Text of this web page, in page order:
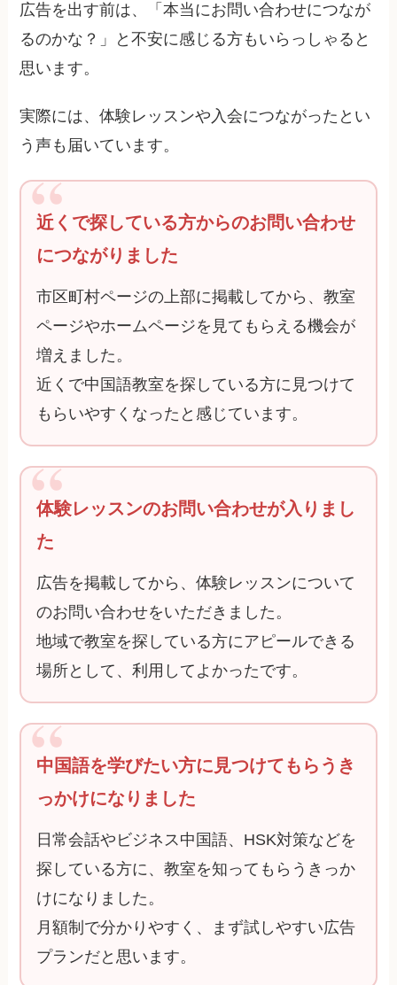
広告を出す前は、「本当にお問い合わせにつなが
るのかな？」と不安に感じる方もいらっしゃると
思います。
実際には、体験レッスンや入会につながったとい
う声も届いています。
近くで探している方からのお問い合わせ
につながりました
市区町村ページの上部に掲載してから、教室
ページやホームページを見てもらえる機会が
増えました。
近くで中国語教室を探している方に見つけて
もらいやすくなったと感じています。
体験レッスンのお問い合わせが入りまし
た
広告を掲載してから、体験レッスンについて
のお問い合わせをいただきました。
地域で教室を探している方にアピールできる
場所として、利用してよかったです。
中国語を学びたい方に見つけてもらうき
っかけになりました
日常会話やビジネス中国語、HSK対策などを
探している方に、教室を知ってもらうきっか
けになりました。
月額制で分かりやすく、まず試しやすい広告
プランだと思います。